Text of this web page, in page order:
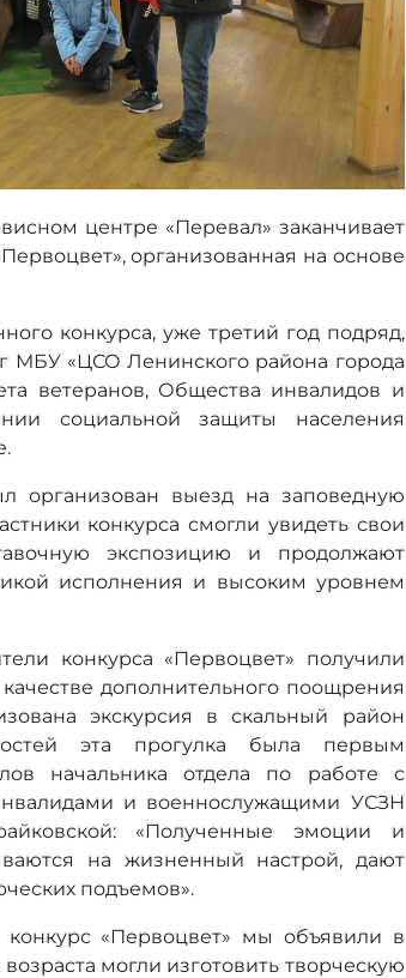
центре «Перевал» заканчивает
организованная на основе
конкурса, уже третий год подряд,
МБУ «ЦСО Ленинского района города
ветеранов, Общества инвалидов и
социальной защиты населения
организован выезд на заповедную
конкурса смогли увидеть свои
экспозицию и продолжают
исполнения и высоким уровнем
конкурса «Первоцвет» получили
дополнительного поощрения
экскурсия в скальный район
эта прогулка была первым
начальника отдела по работе с
и военнослужащими УСЗН
«Полученные эмоции и
на жизненный настрой, дают
подъемов».
«Первоцвет» мы объявили в
могли изготовить творческую